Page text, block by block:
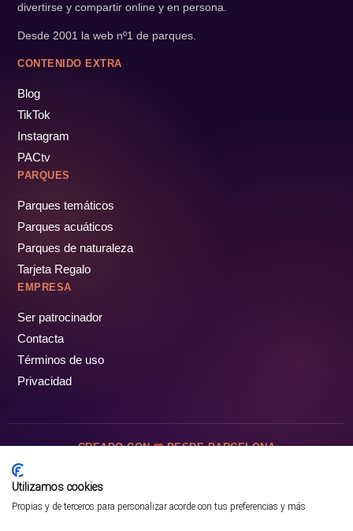
divertirse y compartir online y en persona.
Desde 2001 la web nº1 de parques.
CONTENIDO EXTRA
Blog
TikTok
Instagram
PACtv
PARQUES
Parques temáticos
Parques acuáticos
Parques de naturaleza
Tarjeta Regalo
EMPRESA
Ser patrocinador
Contacta
Términos de uso
Privacidad
CREADO CON DESDE BARCELONA
Utilizamos cookies
Propias y de terceros para personalizar acorde con tus preferencias y más